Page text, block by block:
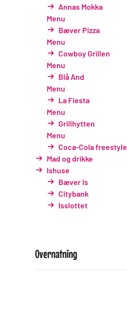
Annas Mokka
Menu
Bæver Pizza
Menu
Cowboy Grillen
Menu
Blå And
Menu
La Fiesta
Menu
Grillhytten
Menu
Coca-Cola freestyle
Mad og drikke
Ishuse
Bæver Is
Citybank
Isslottet
Overnatning